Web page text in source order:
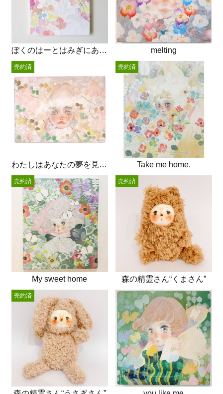
ぼくのはーとはみぎにあるのかもしれないし melting
わたしはあなたの夢を見るでしょう
売約済
Take me home.
売約済
My sweet home
売約済
森の精霊さん“くまさん”
売約済
売約済